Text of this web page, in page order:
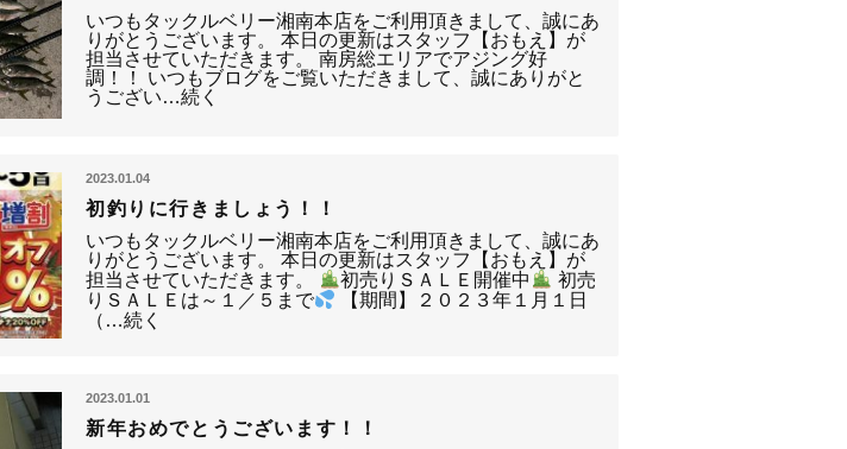
いつもタックルベリー湘南本店をご利用頂きまして、誠にあ
りがとうございます。 本日の更新はスタッフ【おもえ】が
担当させていただきます。 南房総エリアでアジング好
調！！ いつもブログをご覧いただきまして、誠にありがと
うござい…続く
2023.01.04
初釣りに行きましょう！！
いつもタックルベリー湘南本店をご利用頂きまして、誠にあ
りがとうございます。 本日の更新はスタッフ【おもえ】が
担当させていただきます。
初売りＳＡＬＥ開催中
初売
りＳＡＬＥは～１／５まで
【期間】２０２３年１月１日
（…続く
2023.01.01
新年おめでとうございます！！